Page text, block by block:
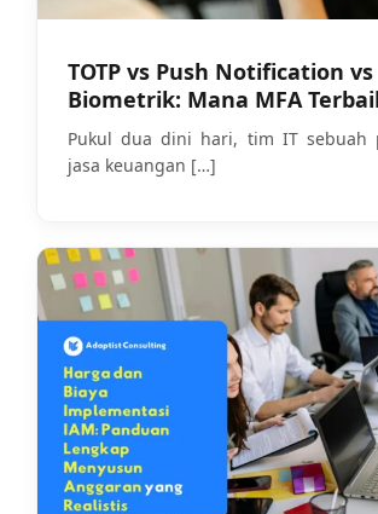
TOTP vs Push Notification vs
Biometrik: Mana MFA
Bisnis Anda?
Pukul dua dini hari, tim IT sebuah
jasa keuangan […]